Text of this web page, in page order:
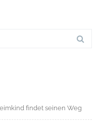
findet seinen Weg